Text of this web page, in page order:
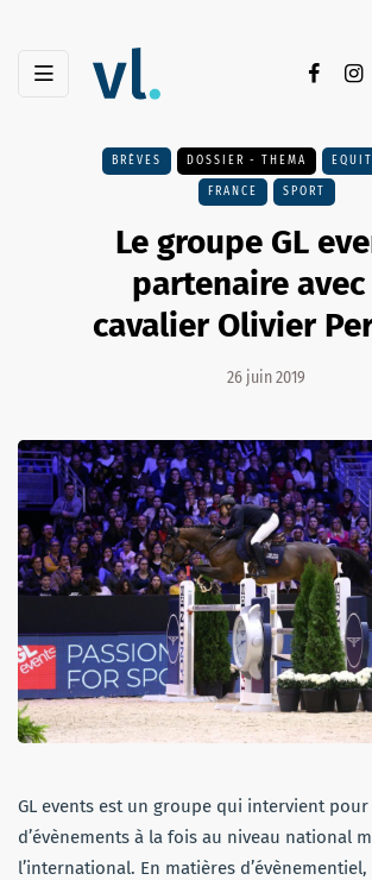
BRÈVES DOSSIER - THEMA
FRANCE SPORT
Le groupe GL
partenaire
cavalier Olivier
26 juin 2019
GL events est un groupe qui intervient
d’évènements à la fois au niveau national
l’international. En matières